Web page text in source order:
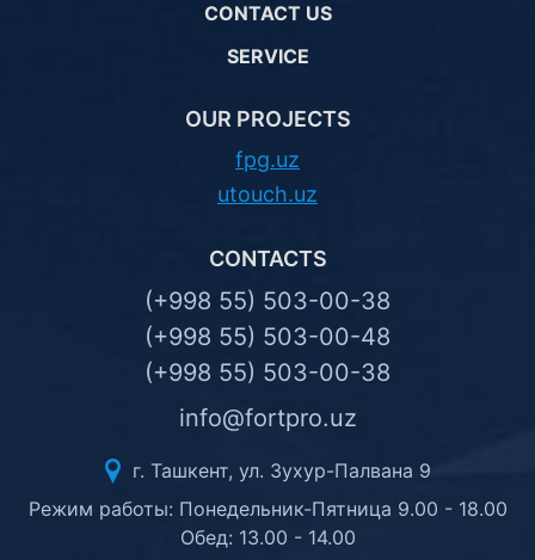
CONTACT US
SERVICE
OUR PROJECTS
fpg.uz
utouch.uz
CONTACTS
(+998 55) 503-00-38
(+998 55) 503-00-48
(+998 55) 503-00-38
info@fortpro.uz
г. Ташкент, ул. Зухур-Палвана 9
Режим работы: Понедельник-Пятница 9.00 - 18.00
Обед: 13.00 - 14.00